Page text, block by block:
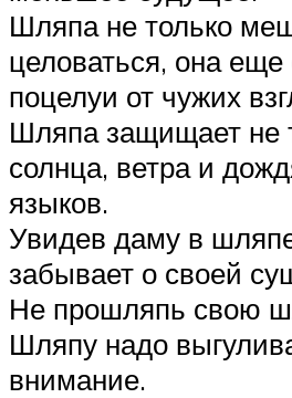
Шляпа не только
целоваться, она еще
поцелуи от чужих
Шляпа защищает не
солнца, ветра и
языков.
Увидев даму в
забывает о своей
Не прошляпь свою
Шляпу надо
внимание.